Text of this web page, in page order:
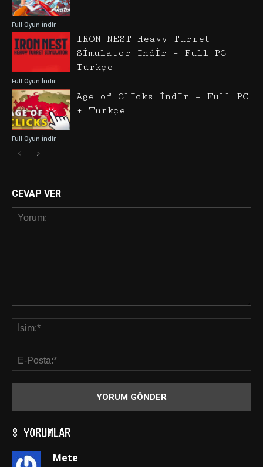
Full Oyun İndir
Full Oyun İndir
IRON NEST Heavy Turret
Simulator İndir – Full PC +
Türkçe
Full Oyun İndir
Age of Clicks İndir – Full PC
+ Türkçe
CEVAP VER
8 YORUMLAR
Mete